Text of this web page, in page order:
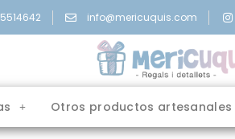
info@mericuquis.com
Otros productos artesanales